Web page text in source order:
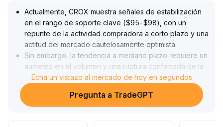
Actualmente, CROX muestra señales de estabilización
en el rango de soporte clave ($95-$98), con un
repunte de la actividad compradora a corto plazo y una
actitud del mercado cautelosamente optimista.
Sin embargo, la tendencia a mediano plazo requiere un
aumento en el volumen y una ruptura confirmada de la
resistencia ($108-$110) para validar la estructura
alcista
Se recomienda observar si el precio logra cerrar de
Echa un vistazo al mercado de hoy en segundos
Pregunta a TradeGPT